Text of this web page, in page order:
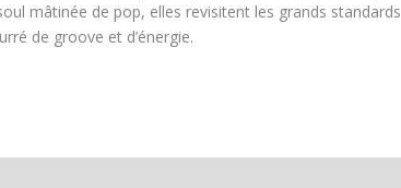
mâtinée de pop, elles revisitent les grands standards
de groove et d’énergie.